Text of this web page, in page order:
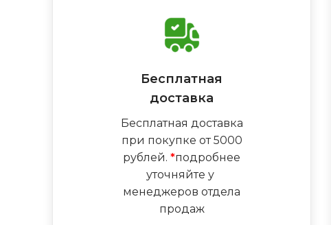
Бесплатная
доставка
Бесплатная доставка
при покупке от 5000
рублей.*подробнее
уточняйте у
менеджеров отдела
продаж